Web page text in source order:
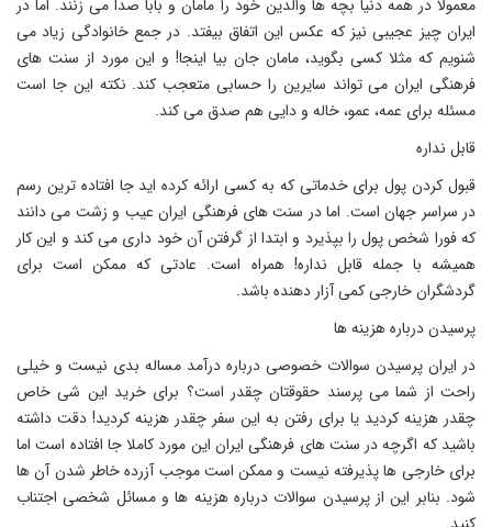
معمولا در همه دنیا بچه ها والدین خود را مامان و بابا صدا می زنند. اما در
ایران چیز عجیبی نیز که عکس این اتفاق بیفتد. در جمع خانوادگی زیاد می
شنویم که مثلا کسی بگوید، مامان جان بیا اینجا! و این مورد از سنت های
فرهنگی ایران می تواند سایرین را حسابی متعجب کند. نکته این جا است
مسئله برای عمه، عمو، خاله و دایی هم صدق می کند.
قابل نداره
قبول کردن پول برای خدماتی که به کسی ارائه کرده اید جا افتاده ترین رسم
در سراسر جهان است. اما در سنت های فرهنگی ایران عیب و زشت می دانند
که فورا شخص پول را بپذیرد و ابتدا از گرفتن آن خود داری می کند و این کار
همیشه با جمله قابل نداره! همراه است. عادتی که ممکن است برای
گردشگران خارجی کمی آزار دهنده باشد.
پرسیدن درباره هزینه ها
در ایران پرسیدن سوالات خصوصی درباره درآمد مساله بدی نیست و خیلی
راحت از شما می پرسند حقوقتان چقدر است؟ برای خرید این شی خاص
چقدر هزینه کردید یا برای رفتن به این سفر چقدر هزینه کردید! دقت داشته
باشید که اگرچه در سنت های فرهنگی ایران این مورد کاملا جا افتاده است اما
برای خارجی ها پذیرفته نیست و ممکن است موجب آزرده خاطر شدن آن ها
شود. بنابر این از پرسیدن سوالات درباره هزینه ها و مسائل شخصی اجتناب